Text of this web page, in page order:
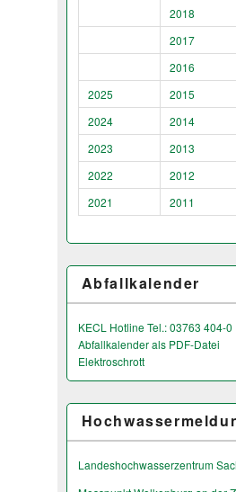
2018
2017
2016
2025
2015
2024
2014
2023
2013
2022
2012
2021
2011
Abfallkalender
KECL Hotline Tel.: 03763 404-0
Abfallkalender als PDF-Datei
Elektroschrott
Landeshochwas­serzentrum